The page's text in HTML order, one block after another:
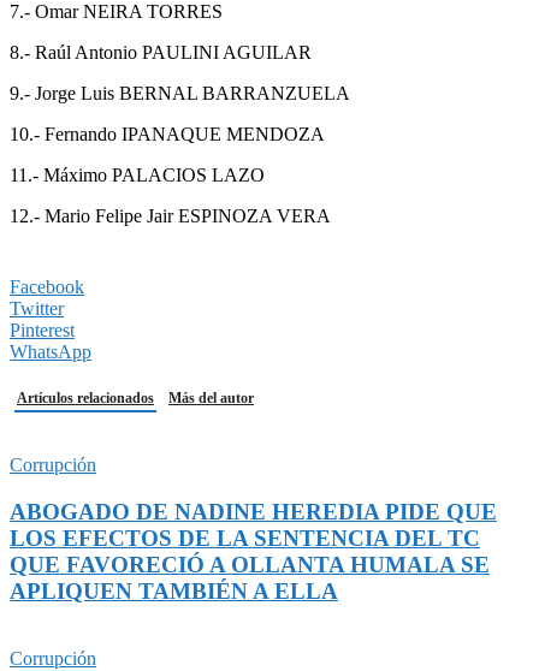
7.- Omar NEIRA TORRES
8.- Raúl Antonio PAULINI AGUILAR
9.- Jorge Luis BERNAL BARRANZUELA
10.- Fernando IPANAQUE MENDOZA
11.- Máximo PALACIOS LAZO
12.- Mario Felipe Jair ESPINOZA VERA
Facebook
Twitter
Pinterest
WhatsApp
Artículos relacionados Más del autor
Corrupción
ABOGADO DE NADINE HEREDIA PIDE QUE
LOS EFECTOS DE LA SENTENCIA DEL TC
QUE FAVORECIÓ A OLLANTA HUMALA SE
APLIQUEN TAMBIÉN A ELLA
Corrupción